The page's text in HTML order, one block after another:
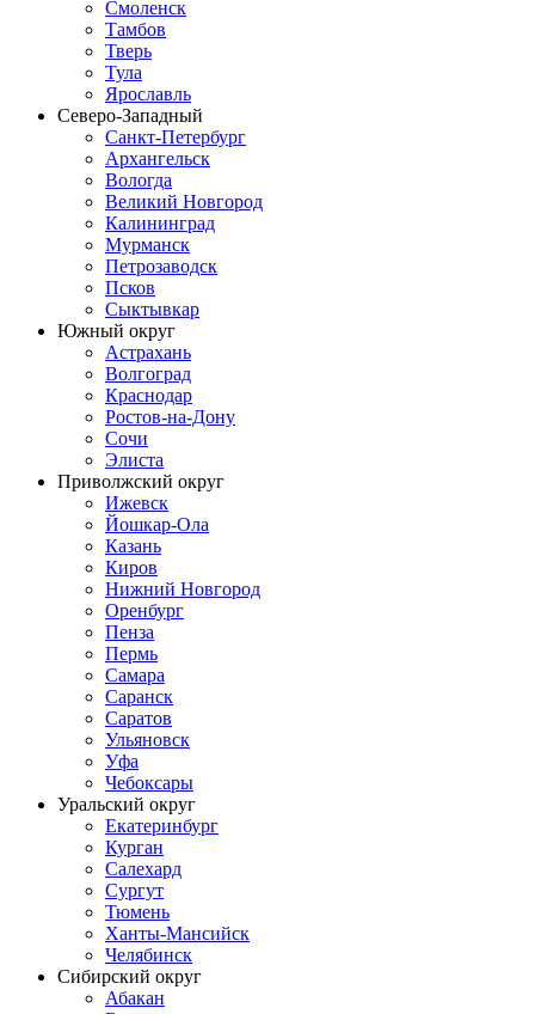
Смоленск
Тамбов
Тверь
Тула
Ярославль
Северо-Западный
Санкт-Петербург
Архангельск
Вологда
Великий Новгород
Калининград
Мурманск
Петрозаводск
Псков
Сыктывкар
Южный округ
Астрахань
Волгоград
Краснодар
Ростов-на-Дону
Сочи
Элиста
Приволжский округ
Ижевск
Йошкар-Ола
Казань
Киров
Нижний Новгород
Оренбург
Пенза
Пермь
Самара
Саранск
Саратов
Ульяновск
Уфа
Чебоксары
Уральский округ
Екатеринбург
Курган
Салехард
Сургут
Тюмень
Ханты-Мансийск
Челябинск
Сибирский округ
Абакан